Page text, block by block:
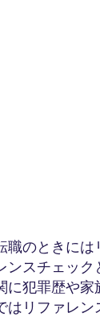
職のときに
ンスチェッ
に犯罪歴や
はリファレ